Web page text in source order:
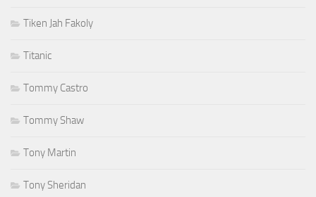
Tiken Jah Fakoly
Titanic
Tommy Castro
Tommy Shaw
Tony Martin
Tony Sheridan